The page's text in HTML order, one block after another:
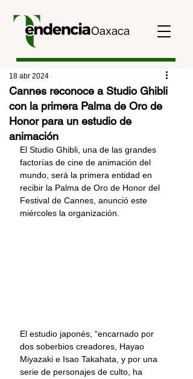
Cannes reconoce a Studio Ghibli
con la primera Palma de Oro de
Honor para un estudio de
animación
18 abr 2024
El Studio Ghibli, una de las grandes
factorías de cine de animación del
mundo, será la primera entidad en
recibir la Palma de Oro de Honor del
Festival de Cannes, anunció este
miércoles la organización.
El estudio japonés, “encarnado por
dos soberbios creadores, Hayao
Miyazaki e Isao Takahata, y por una
serie de personajes de culto, ha